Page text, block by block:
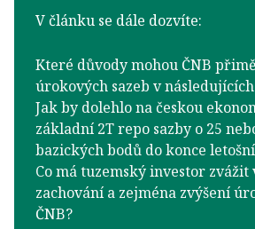
V článku se dále dozvíte:
Které důvody mohou ČNB
úrokových sazeb v
Jak by dolehlo na českou
základní 2T repo sazby o 25
bazických bodů do konce
Co má tuzemský investor zvážit
zachování a zejména zvýšení
ČNB?